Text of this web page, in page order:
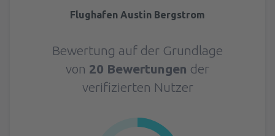
Flughafen Austin Bergstrom
Bewertung auf der Grundlage
von 20 Bewertungen der
verifizierten Nutzer